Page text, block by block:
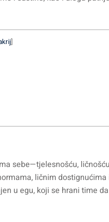
]
sebe—tjelesnošću,
ličnim
u egu, koji se hrani time